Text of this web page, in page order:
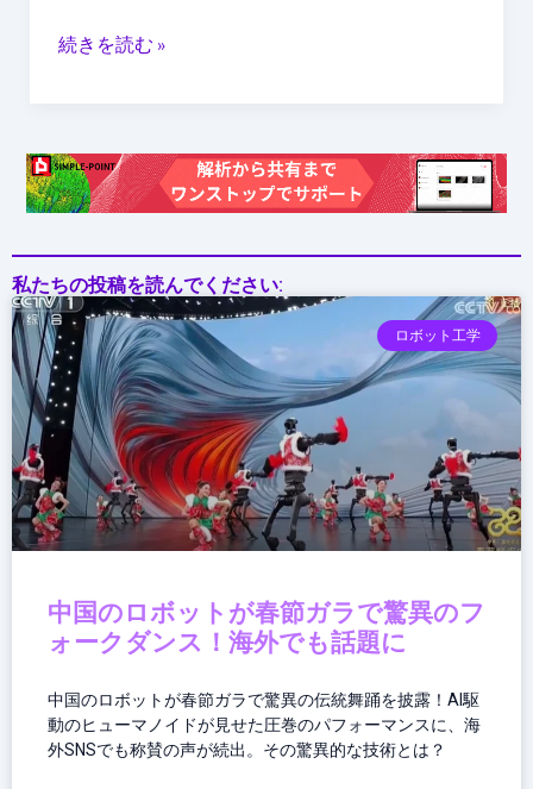
ッ
ト
続きを読む »
私たちの投稿を読んでください:
ロボット工学
中国のロボットが春節ガラで驚異のフ
ォークダンス！海外でも話題に
中国のロボットが春節ガラで驚異の伝統舞踊を披露！AI駆
動のヒューマノイドが見せた圧巻のパフォーマンスに、海
外SNSでも称賛の声が続出。その驚異的な技術とは？